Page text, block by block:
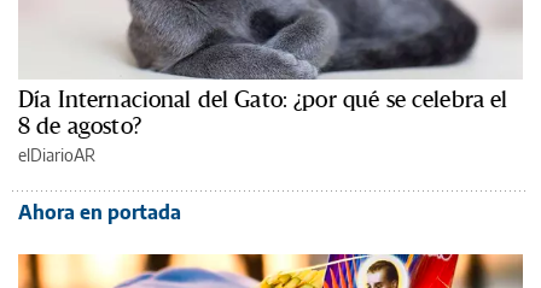
Día Internacional del Gato: ¿por qué se celebra el
8 de agosto?
elDiarioAR
Ahora en portada